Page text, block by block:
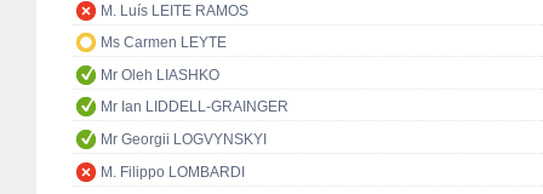
M. Luís LEITE RAMOS
Ms Carmen LEYTE
Mr Oleh LIASHKO
Mr Ian LIDDELL-GRAINGER
Mr Georgii LOGVYNSKYI
M. Filippo LOMBARDI